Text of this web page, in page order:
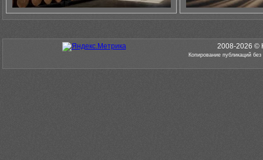
2008-2026 ©
Копирование публикаций